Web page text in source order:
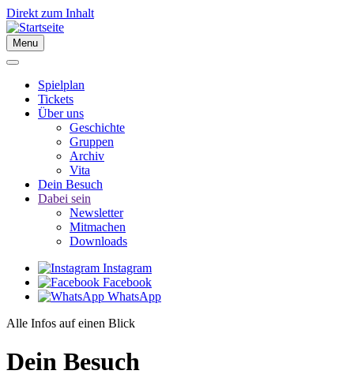
Direkt zum Inhalt
Menu
Spielplan
Tickets
Über uns
Geschichte
Gruppen
Archiv
Vita
Dein Besuch
Dabei sein
Newsletter
Mitmachen
Downloads
Instagram
Facebook
WhatsApp
Alle Infos auf einen Blick
Dein Besuch